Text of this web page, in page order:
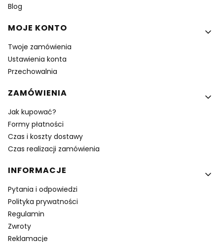
Blog
MOJE KONTO
Twoje zamówienia
Ustawienia konta
Przechowalnia
ZAMÓWIENIA
Jak kupować?
Formy płatności
Czas i koszty dostawy
Czas realizacji zamówienia
INFORMACJE
Pytania i odpowiedzi
Polityka prywatności
Regulamin
Zwroty
Reklamacje